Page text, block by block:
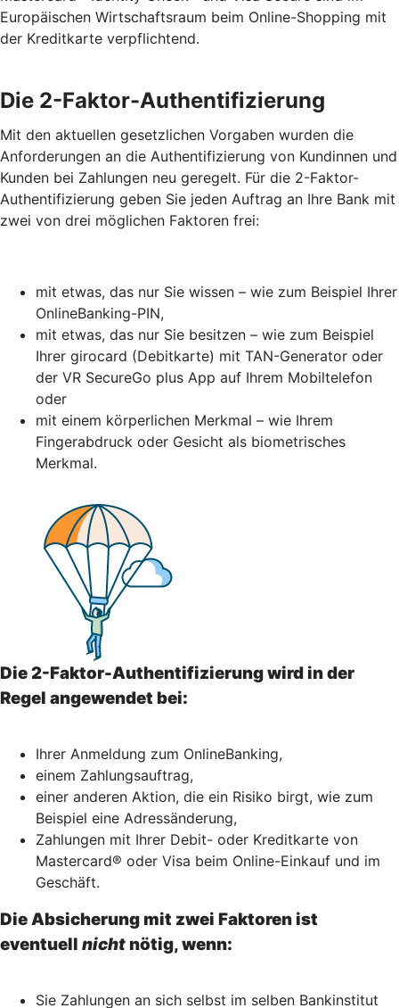
Europäischen Wirtschaftsraum beim Online-Shopping mit
der Kreditkarte verpflichtend.
Die 2-Faktor-Authentifizierung
Mit den aktuellen gesetzlichen Vorgaben wurden die
Anforderungen an die Authentifizierung von Kundinnen und
Kunden bei Zahlungen neu geregelt. Für die 2-Faktor-
Authentifizierung geben Sie jeden Auftrag an Ihre Bank mit
zwei von drei möglichen Faktoren frei:
mit etwas, das nur Sie wissen – wie zum Beispiel Ihrer
OnlineBanking-PIN,
mit etwas, das nur Sie besitzen – wie zum Beispiel
Ihrer girocard (Debitkarte) mit TAN-Generator oder
der VR SecureGo plus App auf Ihrem Mobiltelefon
oder
mit einem körperlichen Merkmal – wie Ihrem
Fingerabdruck oder Gesicht als biometrisches
Merkmal.
Die 2-Faktor-Authentifizierung wird in der
Regel angewendet bei:
Ihrer Anmeldung zum OnlineBanking,
einem Zahlungsauftrag,
einer anderen Aktion, die ein Risiko birgt, wie zum
Beispiel eine Adressänderung,
Zahlungen mit Ihrer Debit- oder Kreditkarte von
Mastercard® oder Visa beim Online-Einkauf und im
Geschäft.
Die Absicherung mit zwei Faktoren ist
eventuell nicht nötig, wenn:
Sie Zahlungen an sich selbst im selben Bankinstitut